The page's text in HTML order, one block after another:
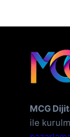
MCG
ile